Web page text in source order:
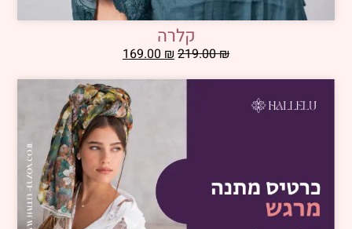
קלרה
219.00₪
169.00₪